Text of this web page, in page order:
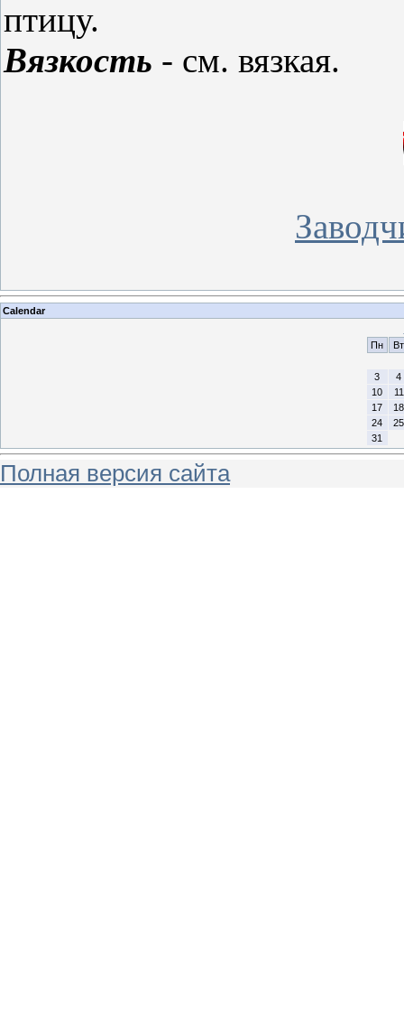
птицу.
Вязкость - см. вязкая.
Calendar
Пн
Вт
3
4
10
11
17
18
24
25
31
Полная версия сайта